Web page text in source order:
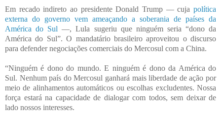
Em recado indireto ao presidente Donald Trump — cuja política
externa do governo vem ameaçando a soberania de países da
América do Sul —, Lula sugeriu que ninguém seria “dono da
América do Sul”. O mandatário brasileiro aproveitou o discurso
para defender negociações comerciais do Mercosul com a China.
“Ninguém é dono do mundo. E ninguém é dono da América do
Sul. Nenhum país do Mercosul ganhará mais liberdade de ação por
meio de alinhamentos automáticos ou escolhas excludentes. Nossa
força estará na capacidade de dialogar com todos, sem deixar de
lado nossos interesses.